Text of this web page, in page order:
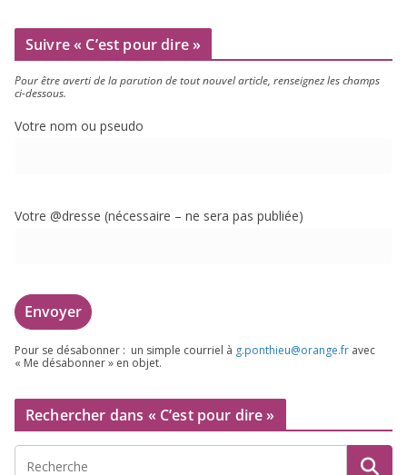
Suivre « C’est pour dire »
Pour être aver­ti de la paru­tion de tout nou­vel article, ren­sei­gnez les champs
ci-dessous.
Votre nom ou pseudo
Votre @dresse (néces­saire – ne sera pas publiée)
Pour se désa­bon­ner : un simple cour­riel à g.​ponthieu@​orange.​fr avec
« Me désa­bon­ner » en objet.
Rechercher dans « C’est pour dire »